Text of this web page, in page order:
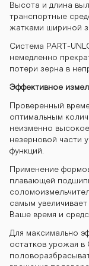
Высота и длина
транспортные
жатками шириной
Система PART-
немедленно
потери зерна в
Эффективное
Проверенный
оптимальным
неизменно
незерновой части
функций.
Применение
плавающей
самым
Ваше время и
Для максимально
остатков урожая в